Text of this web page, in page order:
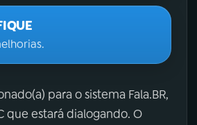
para o sistema Fala.BR,
que estará dialogando. O